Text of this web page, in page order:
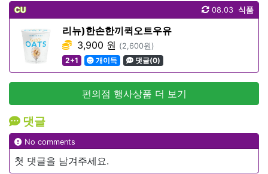
CU 식품
08.03
리뉴)한손한끼퀵오트우유
3,900 원 (2,600원)
2+1
개이득 댓글(0)
편의점 행사상품 더 보기
댓글
No comments
첫 댓글을 남겨주세요.